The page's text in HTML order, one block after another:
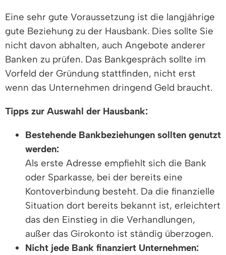
Eine sehr gute Voraussetzung ist die langjährige
gute Beziehung zu der Hausbank. Dies sollte Sie
nicht davon abhalten, auch Angebote anderer
Banken zu prüfen. Das Bankgespräch sollte im
Vorfeld der Gründung stattfinden, nicht erst
wenn das Unternehmen dringend Geld braucht.
Tipps zur Auswahl der Hausbank:
Bestehende Bankbeziehungen sollten genutzt
werden:
Als erste Adresse empfiehlt sich die Bank
oder Sparkasse, bei der bereits eine
Kontoverbindung besteht. Da die finanzielle
Situation dort bereits bekannt ist, erleichtert
das den Einstieg in die Verhandlungen,
außer das Girokonto ist ständig überzogen.
Nicht jede Bank finanziert Unternehmen: